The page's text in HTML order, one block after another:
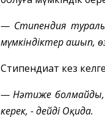
— Стипендия
мүмкіндіктер ашып,
Стипендиат кез
—Нәтиже
керек, -дейді Оқида.